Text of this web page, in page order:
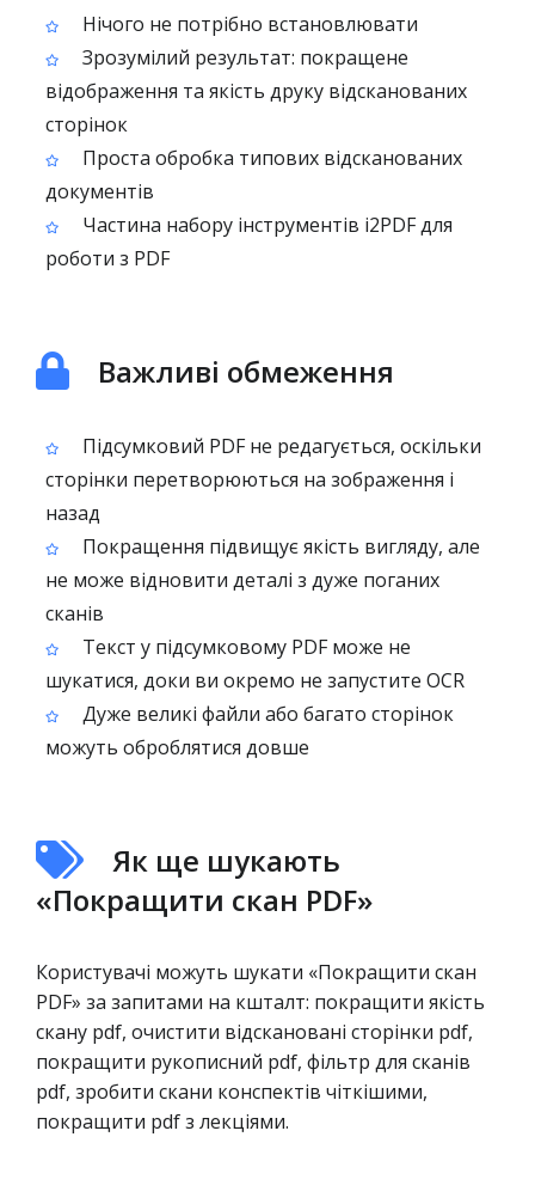
Нічого не потрібно встановлювати
Зрозумілий результат: покращене
відображення та якість друку відсканованих
сторінок
Проста обробка типових відсканованих
документів
Частина набору інструментів i2PDF для
роботи з PDF
Важливі обмеження
Підсумковий PDF не редагується, оскільки
сторінки перетворюються на зображення і
назад
Покращення підвищує якість вигляду, але
не може відновити деталі з дуже поганих
сканів
Текст у підсумковому PDF може не
шукатися, доки ви окремо не запустите OCR
Дуже великі файли або багато сторінок
можуть оброблятися довше
Як ще шукають
«Покращити скан PDF»
Користувачі можуть шукати «Покращити скан
PDF» за запитами на кшталт: покращити якість
скану pdf, очистити відскановані сторінки pdf,
покращити рукописний pdf, фільтр для сканів
pdf, зробити скани конспектів чіткішими,
покращити pdf з лекціями.